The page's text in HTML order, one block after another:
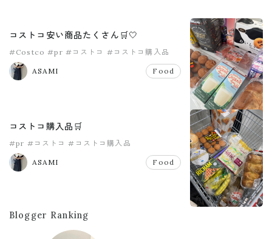
コストコ安い商品たくさん🛒🤍
#Costco #pr #コストコ #コストコ購入品
ASAMI Food
コストコ購入品🛒
#pr #コストコ #コストコ購入品
ASAMI Food
Blogger Ranking